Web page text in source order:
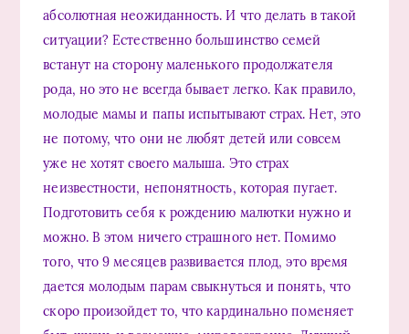
абсолютная неожиданность. И что делать в такой
ситуации? Естественно большинство семей
встанут на сторону маленького продолжателя
рода, но это не всегда бывает легко. Как правило,
молодые мамы и папы испытывают страх. Нет, это
не потому, что они не любят детей или совсем
уже не хотят своего малыша. Это страх
неизвестности, непонятность, которая пугает.
Подготовить себя к рождению малютки нужно и
можно. В этом ничего страшного нет. Помимо
того, что 9 месяцев развивается плод, это время
дается молодым парам свыкнуться и понять, что
скоро произойдет то, что кардинально поменяет